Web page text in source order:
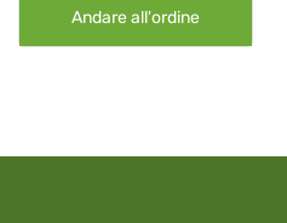
Andare all'ordine